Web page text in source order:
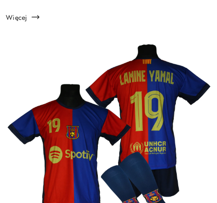
polskich bramkarzy &...
Więcej